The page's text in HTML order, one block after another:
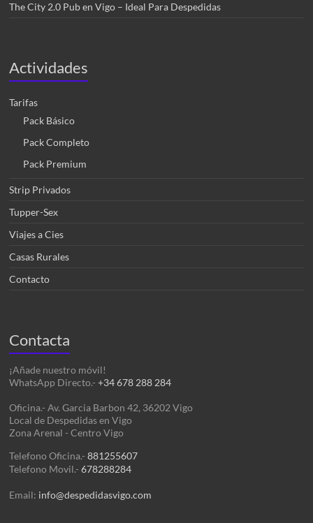
The City 2.0 Pub en Vigo – Ideal Para Despedidas
Actividades
Tarifas
Pack Básico
Pack Completo
Pack Premium
Strip Privados
Tupper-Sex
Viajes a Cies
Casas Rurales
Contacto
Contacta
¡Añade nuestro móvil!
WhatsApp Directo.-+34 678 288 284
Oficina.- Av. Garcia Barbon 42, 36202 Vigo
Local de Despedidas en Vigo
Zona Arenal - Centro Vigo
Telefono Oficina.-881255607
Telefono Movil.-678288284
Email: info@despedidasvigo.com